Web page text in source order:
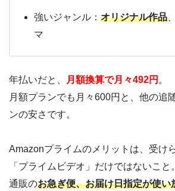
強いジャンル： オリジナル作品
マ
年払いだと、 月額換算で月々492円 。
月額プランでも月々600円と、他の追
ンの安さです。
Amazonプライムのメリットは、受け
「プライムビデオ」だけではないこと。
通販のお急ぎ便、お届け日指定が使い